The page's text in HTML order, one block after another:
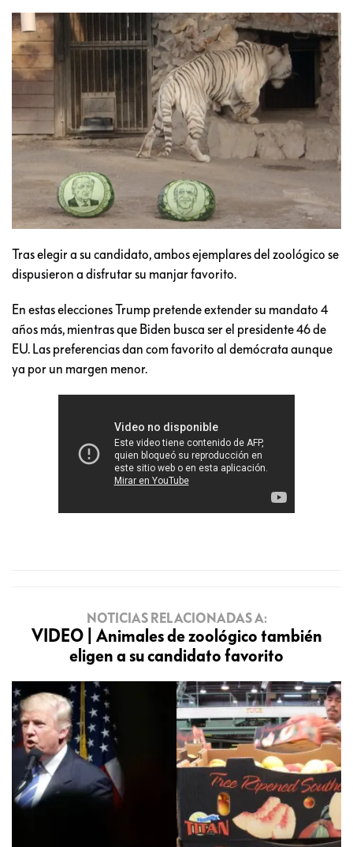
Tras elegir a su candidato, ambos ejemplares del zoológico se
dispusieron a disfrutar su manjar favorito.
En estas elecciones Trump pretende extender su mandato 4
años más, mientras que Biden busca ser el presidente 46 de
EU. Las preferencias dan com favorito al demócrata aunque
ya por un margen menor.
NOTICIAS RELACIONADAS A:
VIDEO | Animales de zoológico también
eligen a su candidato favorito